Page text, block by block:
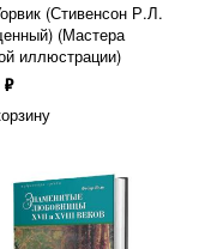
(Стивенсон Р.Л.
(Мастера
иллюстрации)
ф